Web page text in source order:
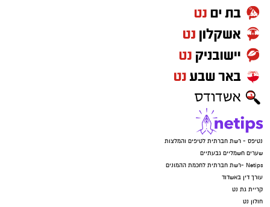
נטיפס - רשת חברתית לטיפים והמלצות
שערים חשמליים גבעתיים
Netips -רשת חברתית לחכמת ההמונים
עורך דין באשדוד
קריית גת נט
חולון נט